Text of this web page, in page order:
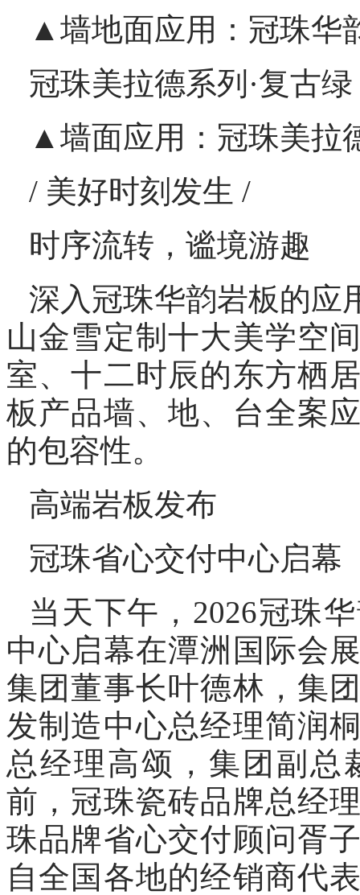
▲墙地面应用：冠珠华
冠珠美拉德系列·复古绿
▲墙面应用：冠珠美拉
/ 美好时刻发生 /
时序流转，谧境游趣
深入冠珠华韵岩板的应
山金雪定制十大美学空
室、十二时辰的东方栖
板产品墙、地、台全案
的包容性。
高端岩板发布
冠珠省心交付中心启幕
当天下午，2026冠珠
中心启幕在潭洲国际会
集团董事长叶德林，集
发制造中心总经理简润
总经理高颂，集团副总
前，冠珠瓷砖品牌总经
珠品牌省心交付顾问胥
自全国各地的经销商代